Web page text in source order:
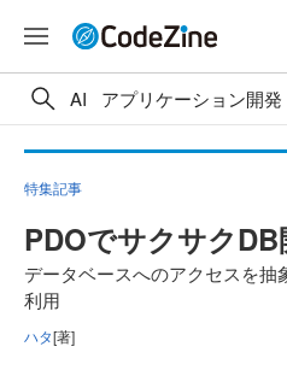
AI アプリケーション開発
特集記事
PDOでサクサクDB
データベースへのアクセスを抽
利用
ハタ[著]